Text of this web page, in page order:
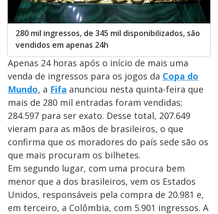
280 mil ingressos, de 345 mil disponibilizados, são
vendidos em apenas 24h
Apenas 24 horas após o início de mais uma
venda de ingressos para os jogos da Copa do
Mundo, a Fifa anunciou nesta quinta-feira que
mais de 280 mil entradas foram vendidas;
284.597 para ser exato. Desse total, 207.649
vieram para as mãos de brasileiros, o que
confirma que os moradores do país sede são os
que mais procuram os bilhetes.
Em segundo lugar, com uma procura bem
menor que a dos brasileiros, vem os Estados
Unidos, responsáveis pela compra de 20.981 e,
em terceiro, a Colômbia, com 5.901 ingressos. A